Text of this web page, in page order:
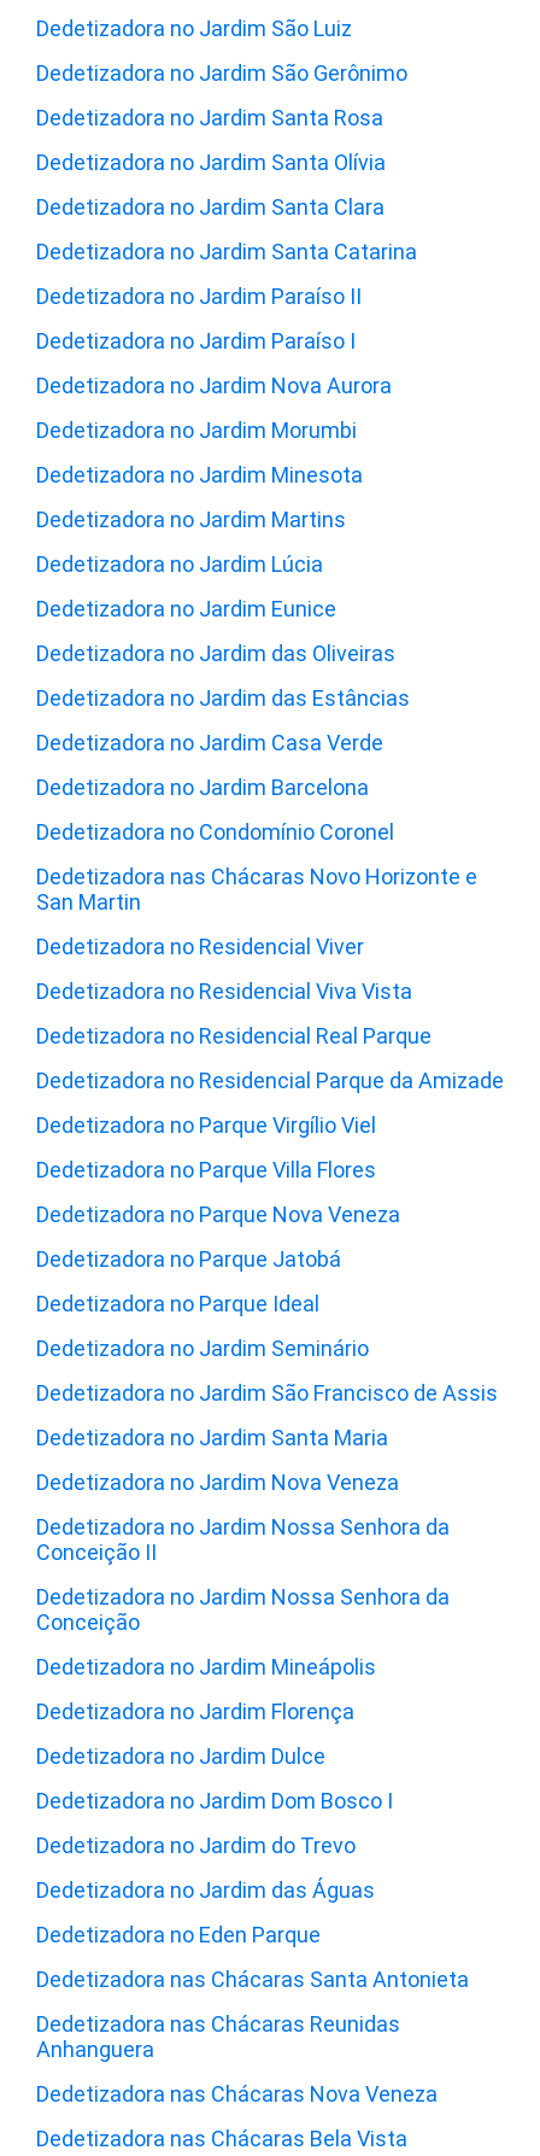
Dedetizadora no Jardim São Luiz
Dedetizadora no Jardim São Gerônimo
Dedetizadora no Jardim Santa Rosa
Dedetizadora no Jardim Santa Olívia
Dedetizadora no Jardim Santa Clara
Dedetizadora no Jardim Santa Catarina
Dedetizadora no Jardim Paraíso II
Dedetizadora no Jardim Paraíso I
Dedetizadora no Jardim Nova Aurora
Dedetizadora no Jardim Morumbi
Dedetizadora no Jardim Minesota
Dedetizadora no Jardim Martins
Dedetizadora no Jardim Lúcia
Dedetizadora no Jardim Eunice
Dedetizadora no Jardim das Oliveiras
Dedetizadora no Jardim das Estâncias
Dedetizadora no Jardim Casa Verde
Dedetizadora no Jardim Barcelona
Dedetizadora no Condomínio Coronel
Dedetizadora nas Chácaras Novo Horizonte e
San Martin
Dedetizadora no Residencial Viver
Dedetizadora no Residencial Viva Vista
Dedetizadora no Residencial Real Parque
Dedetizadora no Residencial Parque da Amizade
Dedetizadora no Parque Virgílio Viel
Dedetizadora no Parque Villa Flores
Dedetizadora no Parque Nova Veneza
Dedetizadora no Parque Jatobá
Dedetizadora no Parque Ideal
Dedetizadora no Jardim Seminário
Dedetizadora no Jardim São Francisco de Assis
Dedetizadora no Jardim Santa Maria
Dedetizadora no Jardim Nova Veneza
Dedetizadora no Jardim Nossa Senhora da
Conceição II
Dedetizadora no Jardim Nossa Senhora da
Conceição
Dedetizadora no Jardim Mineápolis
Dedetizadora no Jardim Florença
Dedetizadora no Jardim Dulce
Dedetizadora no Jardim Dom Bosco I
Dedetizadora no Jardim do Trevo
Dedetizadora no Jardim das Águas
Dedetizadora no Eden Parque
Dedetizadora nas Chácaras Santa Antonieta
Dedetizadora nas Chácaras Reunidas
Anhanguera
Dedetizadora nas Chácaras Nova Veneza
Dedetizadora nas Chácaras Bela Vista